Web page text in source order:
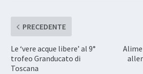
PRECEDENTE
Le ‘vere acque libere’ al 9°
trofeo Granducato di
Toscana